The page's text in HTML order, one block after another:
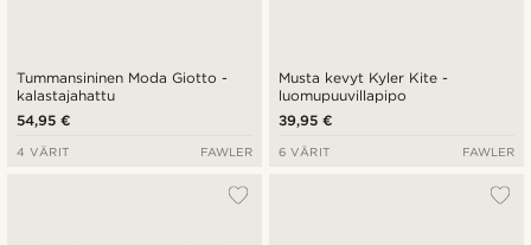
Tummansininen Moda Giotto -
kalastajahattu
54,95 €
4 VÄRIT FAWLER
Musta kevyt Kyler Kite -
luomupuuvillapipo
39,95 €
6 VÄRIT FAWLER